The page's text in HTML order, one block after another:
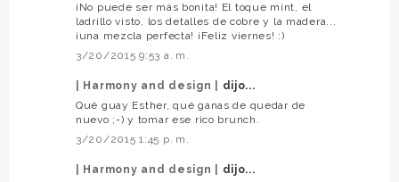
¡No puede ser más bonita! El toque mint, el
ladrillo visto, los detalles de cobre y la madera...
¡una mezcla perfecta! ¡Feliz viernes! :)
3/20/2015 9:53 a. m.
| Harmony and design |
dijo...
Qué guay Esther, qué ganas de quedar de
nuevo ;-) y tomar ese rico brunch.
3/20/2015 1:45 p. m.
| Harmony and design |
dijo...